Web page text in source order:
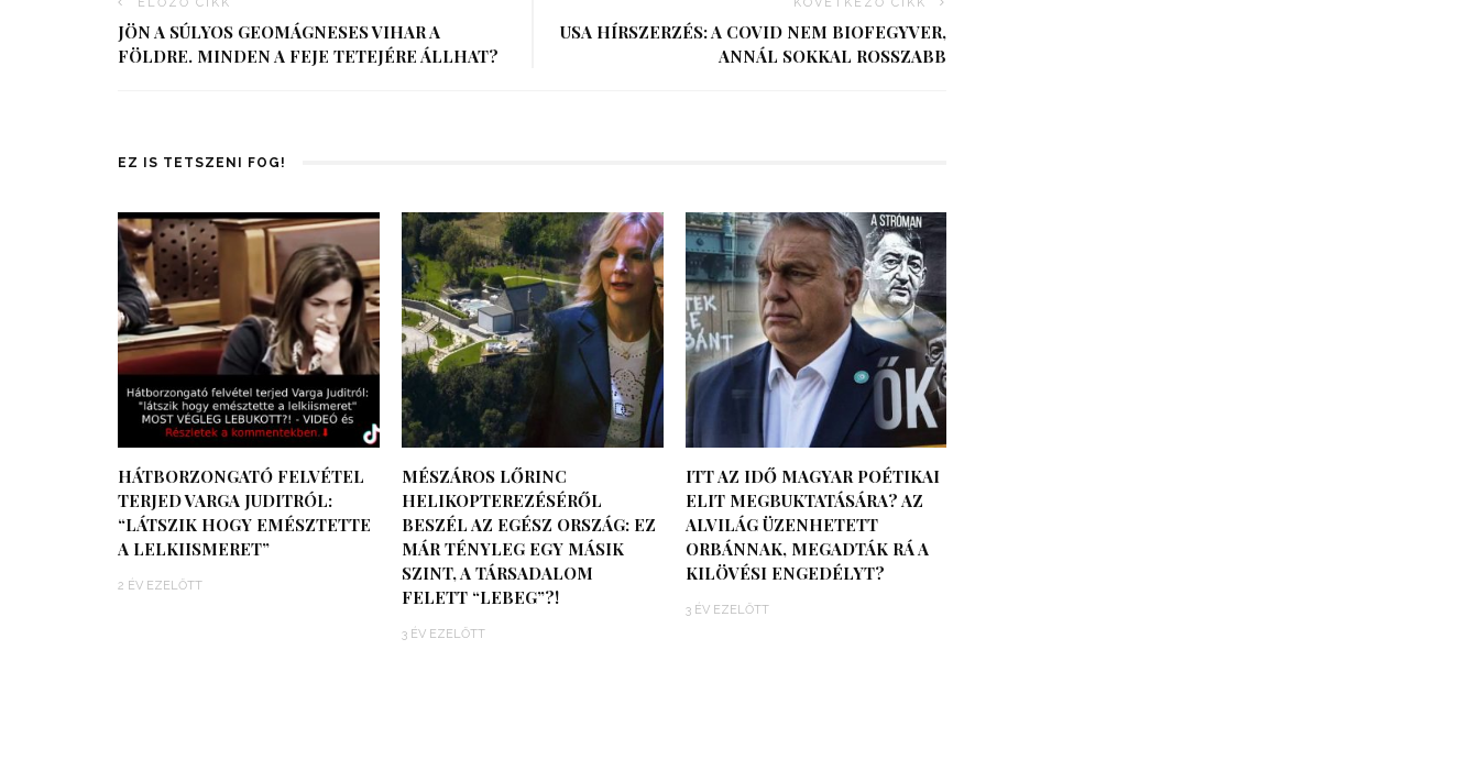
JÖN A SÚLYOS GEOMÁGNESES VIHAR A
FÖLDRE. MINDEN A FEJE TETEJÉRE ÁLLHAT?
USA HÍRSZERZÉS: A COVID NEM BIOFEGYVER,
ANNÁL SOKKAL ROSSZABB
EZ IS TETSZENI FOG!
HÁTBORZONGATÓ FELVÉTEL
TERJED VARGA JUDITRÓL:
“LÁTSZIK HOGY EMÉSZTETTE
A LELKIISMERET”
2 ÉV EZELŐTT
MÉSZÁROS LŐRINC
HELIKOPTEREZÉSÉRŐL
BESZÉL AZ EGÉSZ ORSZÁG: EZ
MÁR TÉNYLEG EGY MÁSIK
SZINT, A TÁRSADALOM
FELETT “LEBEG”?!
3 ÉV EZELŐTT
ITT AZ IDŐ MAGYAR POÉTIKAI
ELIT MEGBUKTATÁSÁRA? AZ
ALVILÁG ÜZENHETETT
ORBÁNNAK, MEGADTÁK RÁ A
KILÖVÉSI ENGEDÉLYT?
3 ÉV EZELŐTT